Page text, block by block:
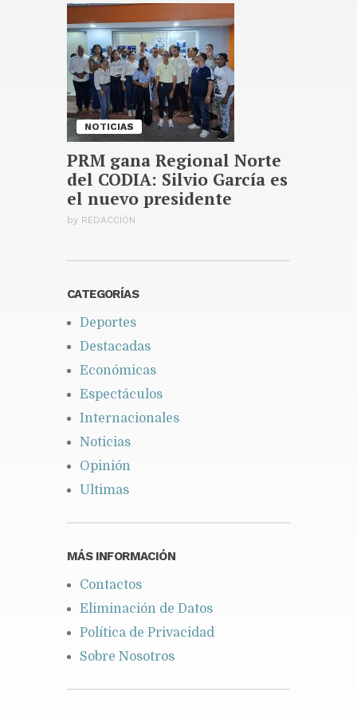
El COE pone a 2 provincias y al
Distrito Nacional en alerta
verde
Publicado hace 15 horas
NOTICIAS
PRM gana Regional Norte
del CODIA: Silvio García es
el nuevo presidente
by REDACCIÓN
CATEGORÍAS
Deportes
Destacadas
Económicas
Espectáculos
Internacionales
Noticias
Opinión
Ultimas
MÁS INFORMACIÓN
Contactos
Eliminación de Datos
Política de Privacidad
Sobre Nosotros